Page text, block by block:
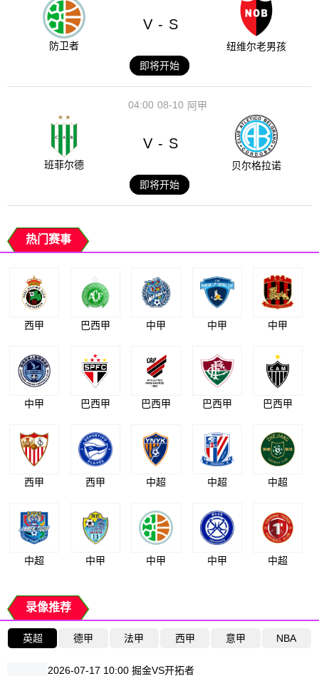
防卫者
V - S
纽维尔老男孩
即将开始
08-10
04:00 阿甲
班菲尔德
V - S
贝尔格拉诺
即将开始
热门赛事
西甲 巴西甲 中甲 中甲 中甲
中甲 巴西甲 巴西甲 巴西甲 巴西甲
西甲 西甲 中超 中超 中超
中超 中甲 中甲 中甲 中超
录像推荐
英超 德甲 法甲 西甲 意甲 NBA
2026-07-17 10:00 掘金VS开拓者